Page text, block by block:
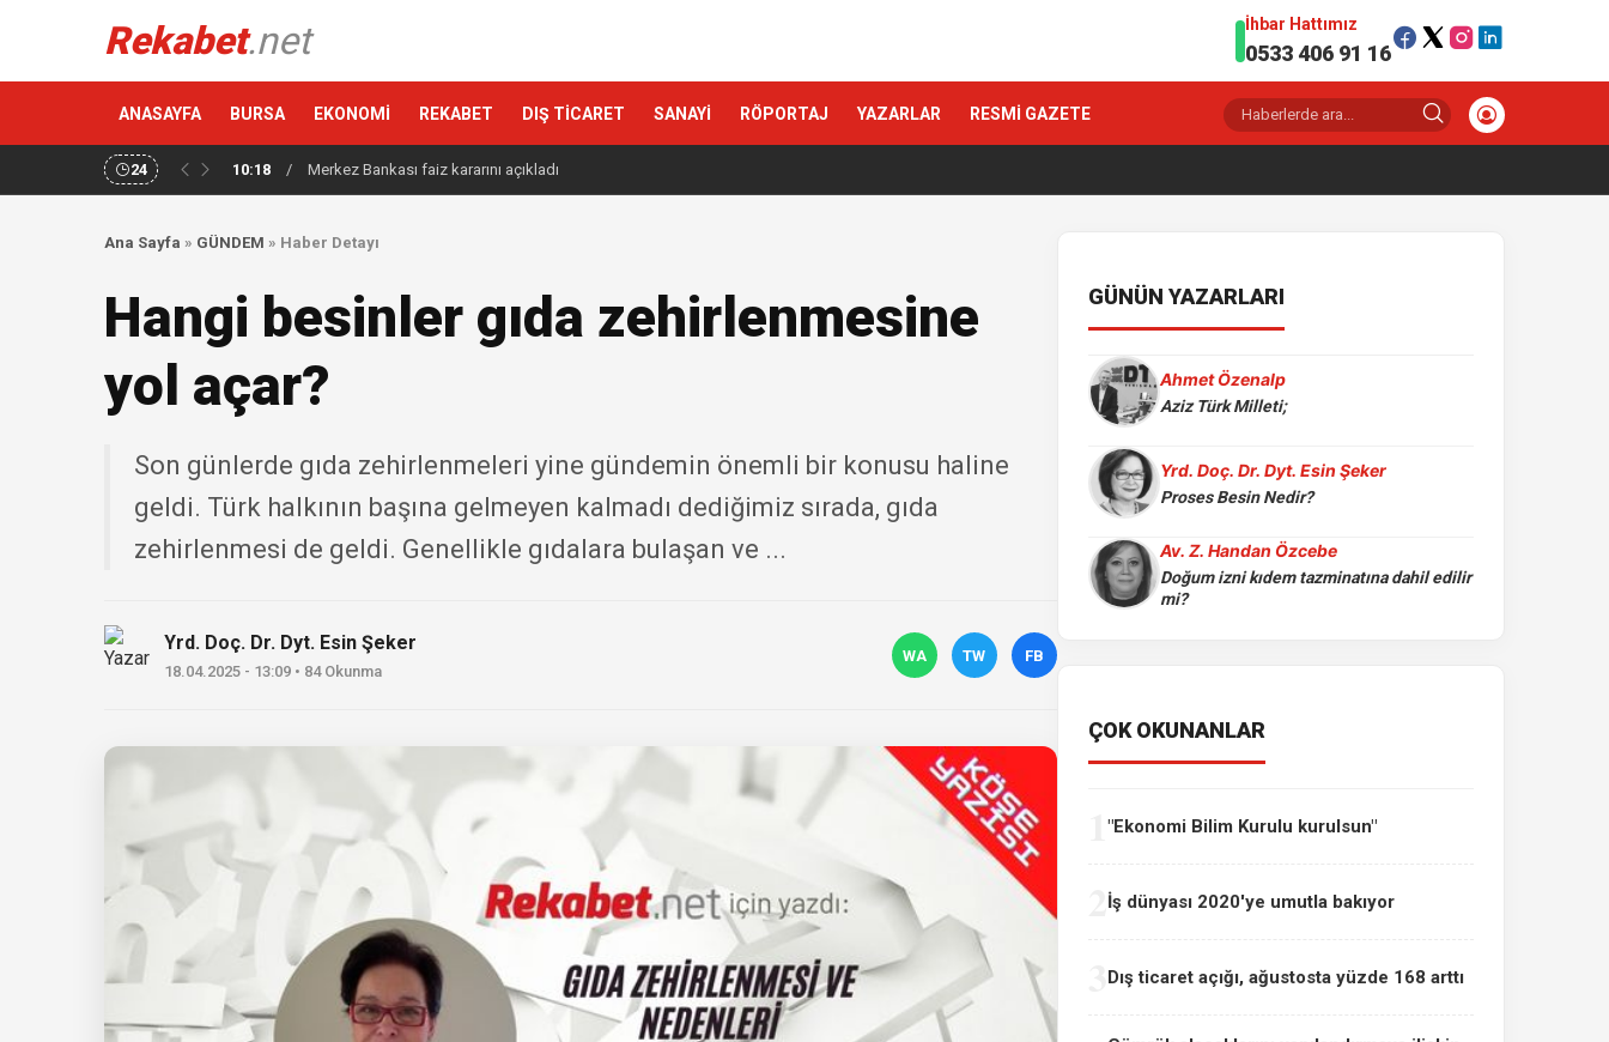
Rekabet.net İhbar Hattımız
0533 406 91 16
ANASAYFA BURSA EKONOMİ REKABET DIŞ TİCARET SANAYİ RÖPORTAJ YAZARLAR RESMİ GAZETE
24 10:18 / Merkez Bankası faiz kararını açıkladı
Ana Sayfa » GÜNDEM » Haber Detayı
Hangi besinler gıda zehirlenmesine
yol açar?
Son günlerde gıda zehirlenmeleri yine gündemin önemli bir konusu haline
geldi. Türk halkının başına gelmeyen kalmadı dediğimiz sırada, gıda
zehirlenmesi de geldi. Genellikle gıdalara bulaşan ve ...
Yrd. Doç. Dr. Dyt. Esin Şeker
18.04.2025 - 13:09 • 84 Okunma
WA TW FB
GÜNÜN YAZARLARI
Ahmet Özenalp
Aziz Türk Milleti;
Yrd. Doç. Dr. Dyt. Esin Şeker
Proses Besin Nedir?
Av. Z. Handan Özcebe
Doğum izni kıdem tazminatına dahil edilir
mi?
ÇOK OKUNANLAR
"Ekonomi Bilim Kurulu kurulsun"
İş dünyası 2020'ye umutla bakıyor
Dış ticaret açığı, ağustosta yüzde 168 arttı